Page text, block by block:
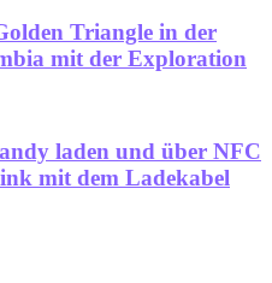
Triangle in der
mit der Exploration
laden und über NFC
mit dem Ladekabel